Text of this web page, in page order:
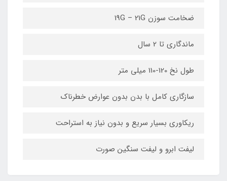
ضخامت سوزن 19G – 21G
ماندگاری تا 2 سال
طول نخ 120-110 میلی متر
سازگاری کامل با بدن بدون عوارض خطرناک
ریکاوری بسیار سریع و بدون نیاز به استراحت
لیفت ابرو و لیفت سنگین صورت